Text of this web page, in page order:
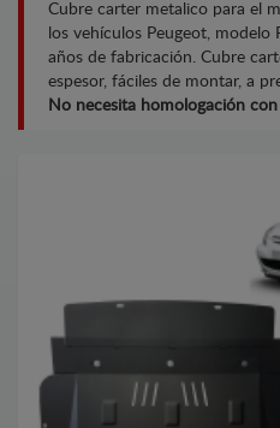
Cubre carter metalico para el
los vehículos Peugeot, modelo
años de fabricación. Cubre
espesor, fáciles de montar, a
No necesita homologación